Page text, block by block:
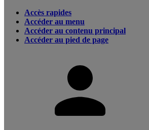
Accès rapides
Accéder au menu
Accéder au contenu principal
Accéder au pied de page